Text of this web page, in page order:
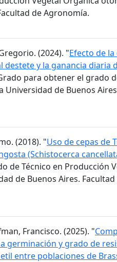
de Agronomía.
(2024). "Efecto de
destete y la ganancia diaria
para obtener el grado
de Buenos
(2018). "Uso de cepas de
(Schistocerca
de Técnico en Producción
de Buenos Aires.
Francisco. (2025). "
germinación y grado de
entre poblaciones de